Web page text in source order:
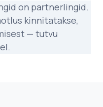
on partnerlingid.
kinnitatakse,
— tutvu